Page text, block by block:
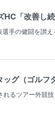
「改善し
手の健闘を讃
ッグ（ゴル
るツアー外